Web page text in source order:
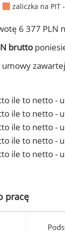
zaliczka na PIT
6 377 PLN
brutto
ile to netto -
ile to netto -
ile to netto -
ile to netto -
ile to netto -
pracę